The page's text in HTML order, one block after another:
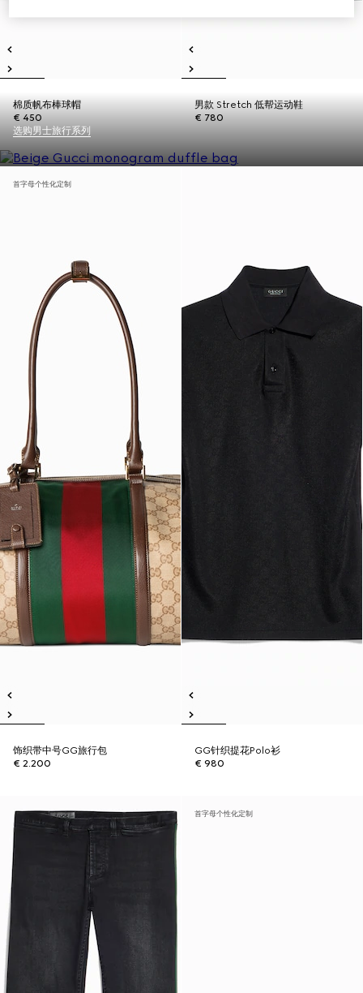
棉质帆布棒球帽
€ 450
男款 Stretch 低帮运动鞋
€ 780
选购男士旅行系列
首字母个性化定制
饰织带中号GG旅行包
€ 2.200
GG针织提花Polo衫
€ 980
首字母个性化定制